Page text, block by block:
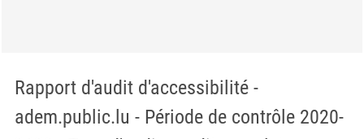
Rapport d'audit d'accessibilité -
adem.public.lu - Période de contrôle 2020-